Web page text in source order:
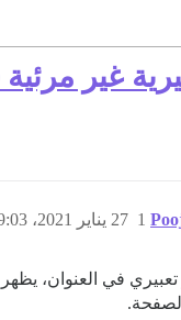
غير
27 يناير 2021، 9:03م 1
تعبيري في العنوان،